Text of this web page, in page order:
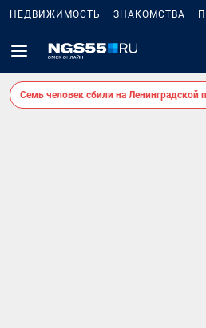
НЕДВИЖИМОСТЬ ЗНАКОМСТВА
Семь человек сбили на Ленинградской